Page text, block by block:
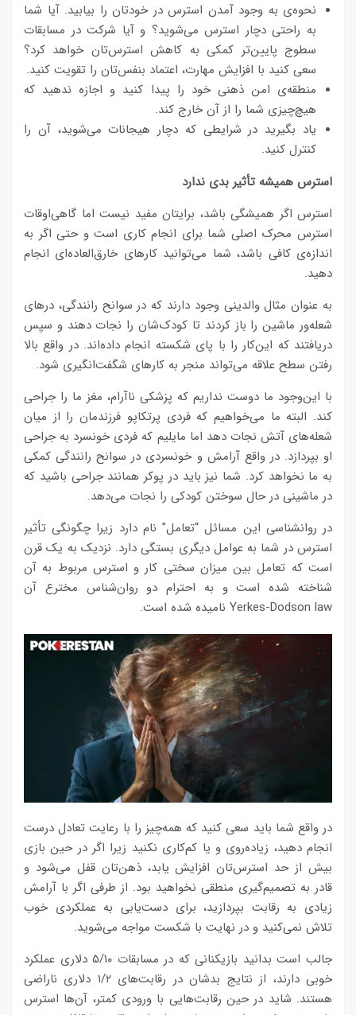
نحوه‌ی به وجود آمدن استرس در خودتان را بیابید. آیا شما
به راحتی دچار استرس می‌شوید؟ و آیا شرکت در مسابقات
سطوج پایین‌تر کمکی به کاهش استرس‌تان خواهد کرد؟
سعی کنید با افزایش مهارت، اعتماد بنفس‌تان را تقویت کنید.
منطقه‌ی امن ذهنی خود را پیدا کنید و اجازه ندهید که
هیچ‌چیزی شما را از آن خارج کند.
یاد بگیرید در شرایطی که دچار هیجانات می‌شوید، آن را
کنترل کنید.
استرس همیشه تأثیر بدی ندارد
استرس اگر همیشگی باشد، برایتان مفید نیست اما گاهی‌اوقات
استرس محرک اصلی شما برای انجام کاری است و حتی اگر به
اندازه‌ی کافی باشد، شما می‌توانید کارهای خارق‌العاده‌ای انجام
دهید.
به عنوان مثال والدینی وجود دارند که در سوانح رانندگی، درهای
شعله‌ور ماشین را باز کردند تا کودک‌شان را نجات دهند و سپس
دریافتند که این‌کار را با پای شکسته انجام داده‌اند. در واقع بالا
رفتن سطح علاقه می‌تواند منجر به کارهای شگفت‌انگیری شود.
با این‌وجود ما دوست نداریم که پزشکی ناآرام، مغز ما را جراحی
کند. البته ما می‌خواهیم که فردی پرتکاپو فرزندمان را از میان
شعله‌های آتش نجات دهد اما مایلیم که فردی خونسرد به جراحی
او بپردازد. در واقع آرامش و خونسردی در سوانح رانندگی کمکی
به ما نخواهد کرد. شما نیز باید در پوکر همانند جراحی باشید که
در ماشینی در حال سوختن کودکی را نجات می‌دهد.
در روانشناسی این مسائل “تعامل” نام دارد زیرا چگونگی تأثیر
استرس در شما به عوامل دیگری بستگی دارد. نزدیک به یک قرن
است که تعامل بین میزان سختی کار و استرس مربوط به آن
شناخته شده است و به احترام دو روان‌شناس مخترع آن
Yerkes-Dodson law نامیده شده است.
در واقع شما باید سعی کنید که همه‌چیز را با رعایت تعادل درست
انجام دهید، زیاده‌روی و یا کم‌کاری نکنید زیرا اگر در حین بازی
بیش از حد استرس‌تان افزایش یابد، ذهن‌تان قفل می‌شود و
قادر به تصمیم‌گیری منطقی نخواهید بود. از طرفی اگر با آرامش
زیادی به رقابت بپردازید، برای دست‌یابی به عملکردی خوب
تلاش نمی‌کنید و در نهایت با شکست مواجه می‌شوید.
جالب است بدانید بازیکنانی که در مسابقات ۵/۱۰ دلاری عملکرد
خوبی دارند، از نتایج بدشان در رقابت‌های ۱/۲ دلاری ناراضی
هستند. شاید در حین رقابت‌هایی با ورودی کمتر، آن‌ها استرس